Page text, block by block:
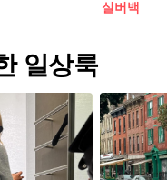
실버백
일상룩